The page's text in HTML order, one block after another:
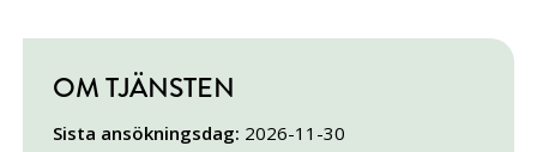
OM TJÄNSTEN
Sista ansökningsdag: 2026-11-30